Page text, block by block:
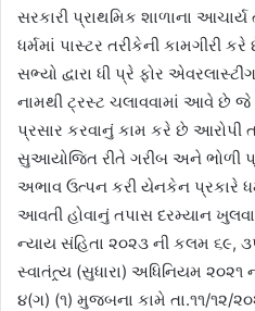
સરકારી પ્રાથમિક શાળાના
ધર્મમાં પાસ્ટર તરીકેની કામગીરી
સભ્યો દ્વારા ધી પ્રે ફોર
નામથી ટ્રસ્ટ ચલાવવામાં આવે છે જે
પ્રસાર કરવાનું કામ કરે છે આરોપી
સુઆયોજિત રીતે ગરીબ અને ભોળી
અભાવ ઉત્પન કરી યેનકેન પ્રકારે ધર્મ
આવતી હોવાનું તપાસ દરમ્યાન
ન્યાય સંહિતા ૨૦૨૩ ની કલમ ૬૯,
સ્વાતંત્ર્ય (સુધારા) અધિનિયમ
૪(ગ) (૧) મુજબના કામે તા.૧૧/૧૨/